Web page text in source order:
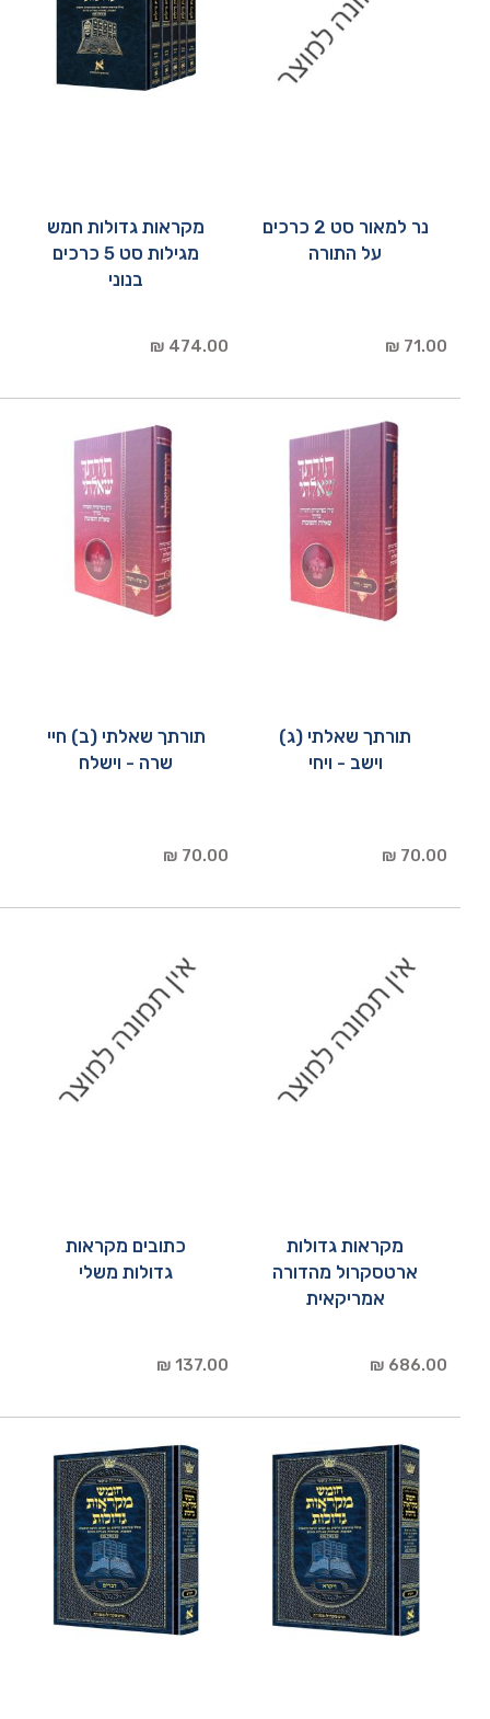
מקראות גדולות חמש
מגילות סט 5 כרכים
בנוני
474.00 ₪
נר למאור סט 2 כרכים
על התורה
71.00 ₪
תורתך שאלתי (ב) חיי
שרה - וישלח
70.00 ₪
תורתך שאלתי (ג)
וישב - ויחי
70.00 ₪
כתובים מקראות
גדולות משלי
137.00 ₪
מקראות גדולות
ארטסקרול מהדורה
אמריקאית
686.00 ₪